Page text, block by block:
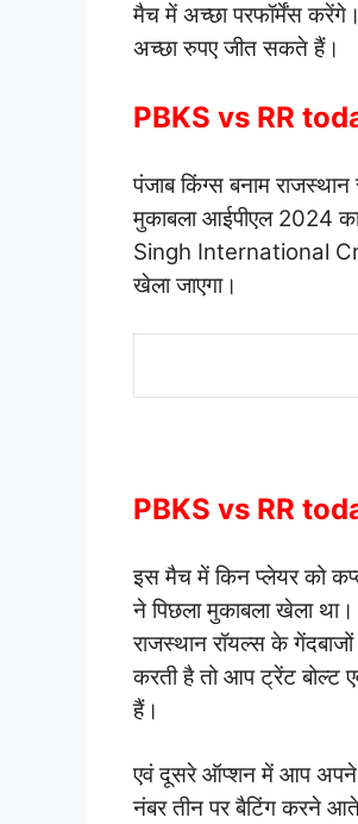
मैच में अच्छा परफॉर्मेंस
अच्छा रुपए जीत सकते हैं।
PBKS vs RR
पंजाब किंग्स बनाम
मुकाबला आईपीएल 2024
Singh International
खेला जाएगा।
PBKS vs RR
इस मैच में किन प्लेयर को
ने पिछला मुकाबला खेला
राजस्थान रॉयल्स के
करती है तो आप ट्रेंट बोल्ट
हैं।
एवं दूसरे ऑप्शन में आप अपने
नंबर तीन पर बैटिंग करने